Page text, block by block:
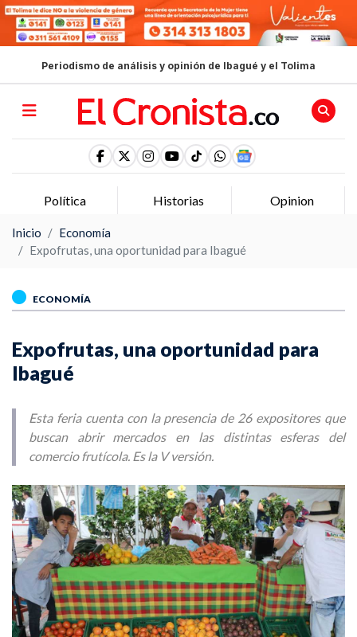
Periodismo de análisis y opinión de Ibagué y el Tolima
Política Historias Opinion
Inicio
Economía
Expofrutas, una oportunidad para Ibagué
ECONOMÍA
Expofrutas, una oportunidad para
Ibagué
Esta feria cuenta con la presencia de 26 expositores que
buscan abrir mercados en las distintas esferas del
comercio frutícola. Es la V versión.